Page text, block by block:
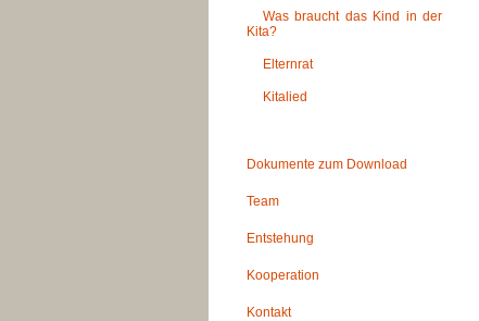
Was braucht das Kind in der
Kita?
Elternrat
Kitalied
Dokumente zum Download
Team
Entstehung
Kooperation
Kontakt